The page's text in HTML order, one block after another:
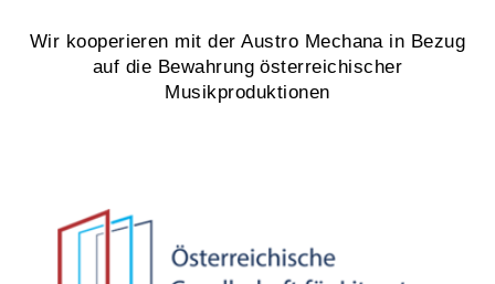
Wir kooperieren mit der Austro Mechana in Bezug
auf die Bewahrung österreichischer
Musikproduktionen